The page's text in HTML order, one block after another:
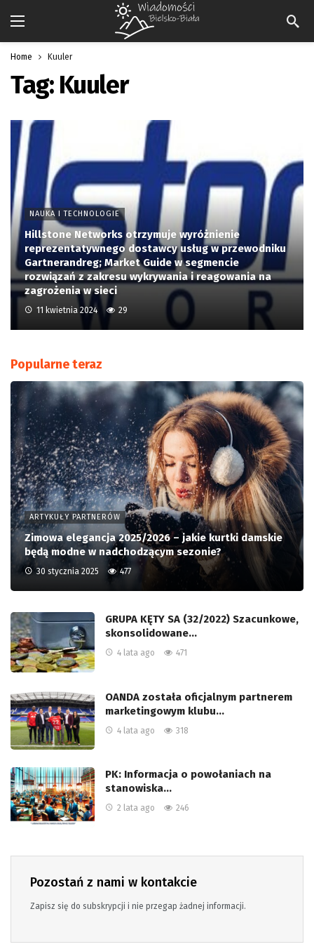
Home Kuuler
Tag: Kuuler
NAUKA I TECHNOLOGIE
Hillstone Networks otrzymuje wyróżnienie
reprezentatywnego dostawcy usług w przewodniku
Gartnerandreg; Market Guide w segmencie
rozwiązań z zakresu wykrywania i reagowania na
zagrożenia w sieci
11 kwietnia 2024 29
Popularne teraz
ARTYKUŁY PARTNERÓW
Zimowa elegancja 2025/2026 – jakie kurtki damskie
będą modne w nadchodzącym sezonie?
30 stycznia 2025 477
GRUPA KĘTY SA (32/2022) Szacunkowe,
skonsolidowane…
4 lata ago 471
OANDA została oficjalnym partnerem
marketingowym klubu…
4 lata ago 318
PK: Informacja o powołaniach na
stanowiska…
2 lata ago 246
Pozostań z nami w kontakcie
Zapisz się do subskrypcji i nie przegap żadnej informacji.